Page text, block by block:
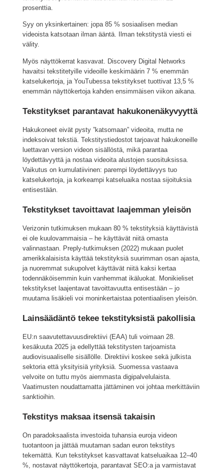
prosenttia.
Syy on yksinkertainen: jopa 85 % sosiaalisen median
videoista katsotaan ilman ääntä. Ilman tekstitystä viesti ei
välity.
Myös näyttökerrat kasvavat. Discovery Digital Networks
havaitsi tekstitetyille videoille keskimäärin 7 % enemmän
katselukertoja, ja YouTubessa tekstitykset tuottivat 13,5 %
enemmän näyttökertoja kahden ensimmäisen viikon aikana.
Tekstitykset parantavat hakukonenäkyvyyttä
Hakukoneet eivät pysty ”katsomaan” videoita, mutta ne
indeksoivat tekstiä. Tekstitystiedostot tarjoavat hakukoneille
luettavan version videon sisällöstä, mikä parantaa
löydettävyyttä ja nostaa videoita alustojen suosituksissa.
Vaikutus on kumulatiivinen: parempi löydettävyys tuo
katselukertoja, ja korkeampi katseluaika nostaa sijoituksia
entisestään.
Tekstitykset tavoittavat laajemman yleisön
Verizonin tutkimuksen mukaan 80 % tekstityksiä käyttävistä
ei ole kuulovammaisia – he käyttävät niitä omasta
valinnastaan. Preply-tutkimuksen (2022) mukaan puolet
amerikkalaisista käyttää tekstityksiä suurimman osan ajasta,
ja nuoremmat sukupolvet käyttävät niitä kaksi kertaa
todennäköisemmin kuin vanhemmat ikäluokat. Monikieliset
tekstitykset laajentavat tavoittavuutta entisestään – jo
muutama lisäkieli voi moninkertaistaa potentiaalisen yleisön.
Lainsäädäntö tekee tekstityksistä pakollisia
EU:n saavutettavuusdirektiivi (EAA) tuli voimaan 28.
kesäkuuta 2025 ja edellyttää tekstitysten tarjoamista
audiovisuaaliselle sisällölle. Direktiivi koskee sekä julkista
sektoria että yksityisiä yrityksiä. Suomessa vastaava
velvoite on tuttu myös aiemmasta digipalvelulaista.
Vaatimusten noudattamatta jättäminen voi johtaa merkittäviin
sanktioihin.
Tekstitys maksaa itsensä takaisin
On paradoksaalista investoida tuhansia euroja videon
tuotantoon ja jättää muutaman sadan euron tekstitys
tekemättä. Kun tekstitykset kasvattavat katseluaikaa 12–40
%, nostavat näyttökertoja, parantavat SEO:a ja varmistavat